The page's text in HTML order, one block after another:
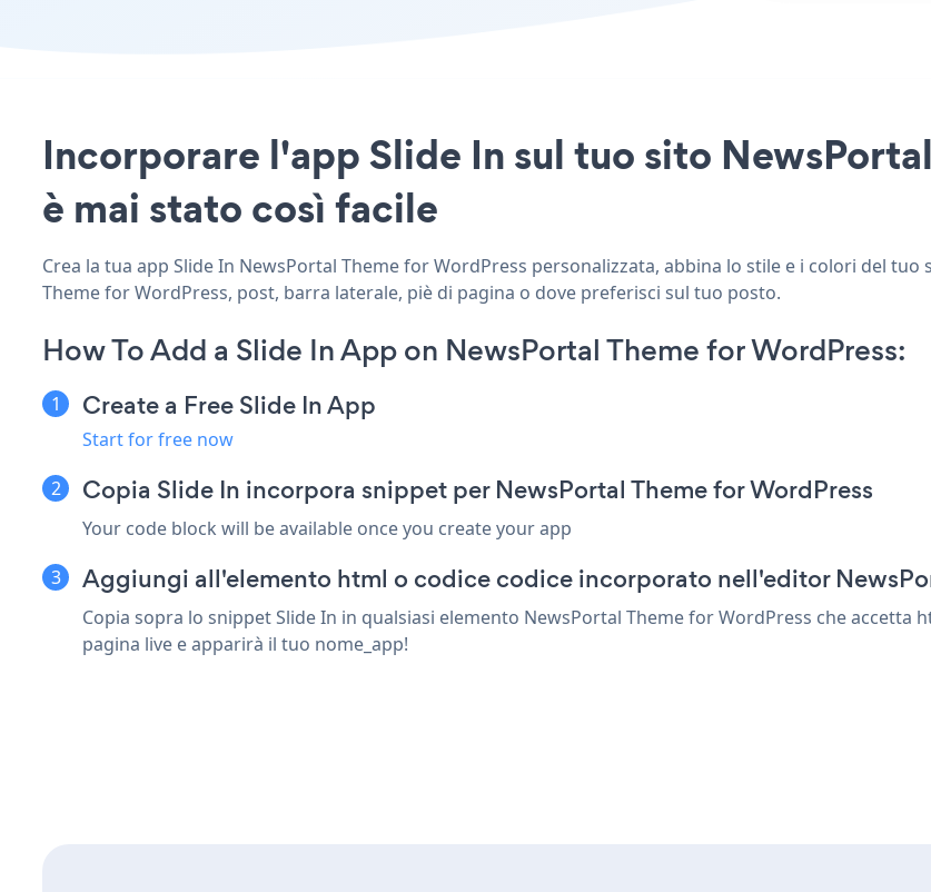
Incorporare l'app Slide In sul tuo sito
è mai stato così facile
Crea la tua app Slide In NewsPortal Theme for WordPress personalizzata, abbina lo stile e i colori del
Theme for WordPress, post, barra laterale, piè di pagina o dove preferisci sul tuo posto.
How To Add a Slide In App on NewsPortal Theme for WordPress:
Create a Free Slide In App
Start for free now
Copia Slide In incorpora snippet per NewsPortal Theme for WordPress
Your code block will be available once you create your app
Aggiungi all'elemento html o codice codice incorporato nell'editor
Copia sopra lo snippet Slide In in qualsiasi elemento NewsPortal Theme for WordPress che accetta
pagina live e apparirà il tuo nome_app!